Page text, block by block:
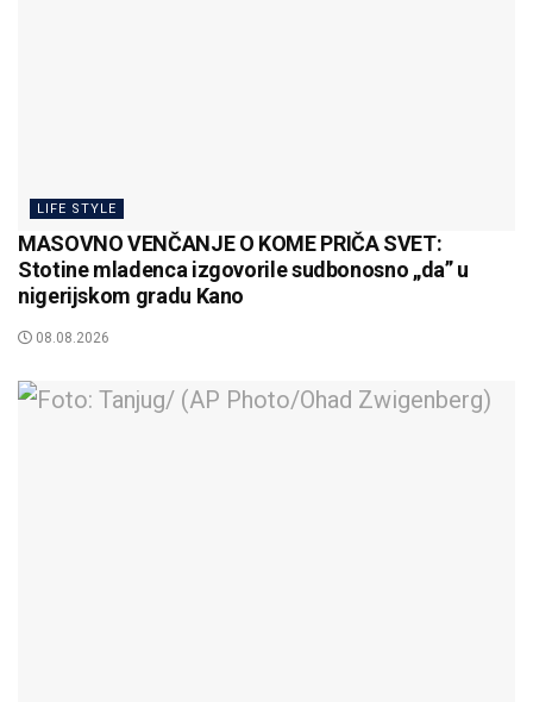
LIFE STYLE
MASOVNO VENČANJE O KOME PRIČA SVET:
Stotine mladenca izgovorile sudbonosno „da” u
nigerijskom gradu Kano
08.08.2026